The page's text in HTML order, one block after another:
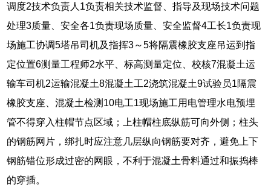
调度2技术负责人1负责相关技术监督、指导及现场技术问题
处理3质量、安全各1负责现场质量、安全监督4工长1负责现
场施工协调5塔吊司机及指挥3～5将隔震橡胶支座吊运到指
定位置6测量工程师2水平、标高测量定位、校核7混凝土运
输车司机2运输混凝土8混凝土工2浇筑混凝土9试验员1隔震
橡胶支座、混凝土检测10电工1现场施工用电管理水电预埋
管不得穿入柱帽节点区域；上柱帽柱底纵筋可向外侧；柱头
的钢筋网片，绑扎时应注意几层纵向钢筋要对齐，避免上下
钢筋错位形成过密的网眼，不利于混凝土骨料通过和振捣棒
的穿插。